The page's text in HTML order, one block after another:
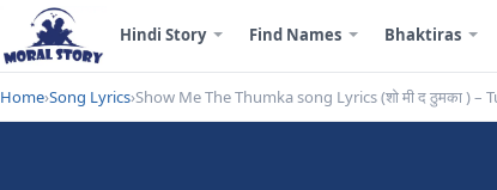
Hindi Story Find Names Bhaktiras
Home›Song Lyrics›Show Me The Thumka song Lyrics (शो मी द ठुमका )